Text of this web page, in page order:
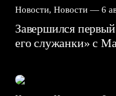
Новости, Новости — 6
Завершился
его служанки» с